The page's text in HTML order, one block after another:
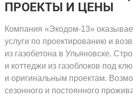
ПРОЕКТЫ И ЦЕНЫ
Компания «Экодом-13»
услуги по проектированию и
из газобетона в Ульяновске.
и коттеджи из газоблоков под
и оригинальным проектам.
сезонного и постоянного